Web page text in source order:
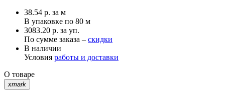
38.54 р. за м
В упаковке по 80 м
3083.20 р. за уп.
По сумме заказа – скидки
В наличии
Условия работы и доставки
О товаре
xmark